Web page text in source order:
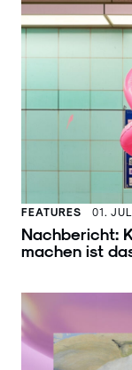
FEATURES 01.
Nachbericht:
machen ist